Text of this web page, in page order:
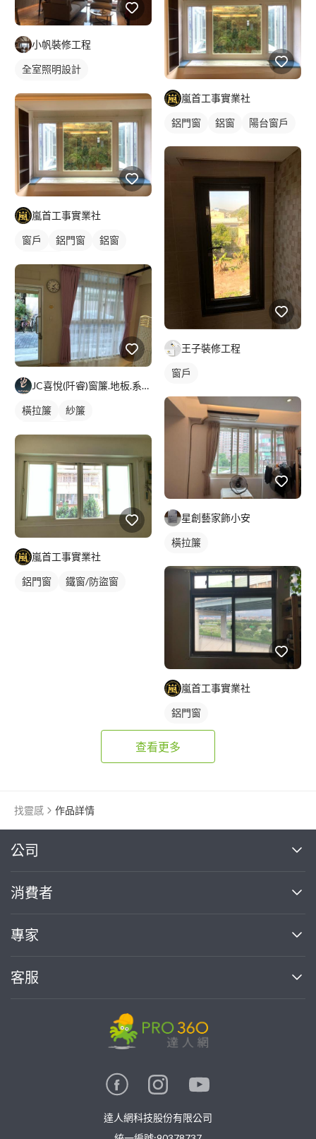
小帆裝修工程
全室照明設計
客廳燈光設計
嵐首工事實業社
窗戶 鋁門窗
鋁窗
JC喜悅(阡睿)窗簾.地板.系統櫃.隔熱紙joy curta
橫拉簾
紗簾
落地窗窗簾
嵐首工事實業社
鋁門窗 鐵窗/防盜窗
嵐首工事實業社
鋁門窗 鋁窗 陽台窗戶
王子裝修工程
窗戶
星創藝家飾小安
橫拉簾
嵐首工事實業社
鋁門窗
查看更多
找靈感 作品詳情
公司
關於我們
部落格
加入我們
消費者
買服務
熱門服務
專家
案件中心
客服
達人網科技股份有限公司
繼續完成